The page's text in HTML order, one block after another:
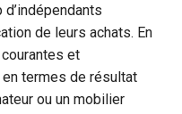
de leurs achats. En
et
termes de résultat
ou un mobilier